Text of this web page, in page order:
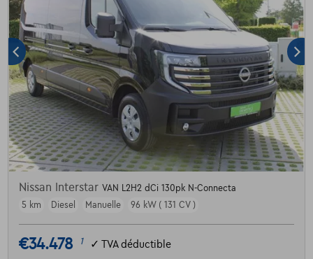
Nissan Interstar VAN L2H2 dCi 130pk N-Connecta
5 km
Diesel Manuelle 96 kW ( 131 CV )
€34.478 1 ✓ TVA déductible